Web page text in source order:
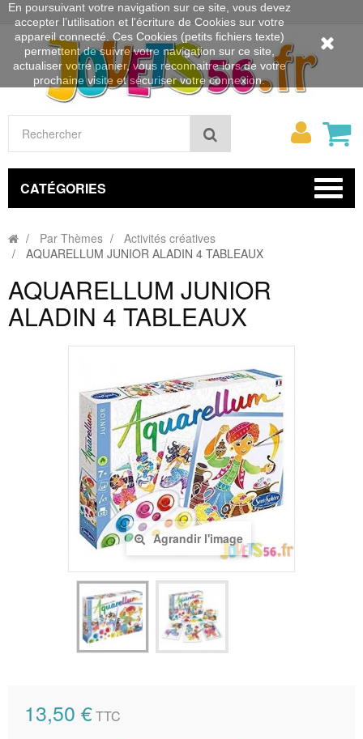
Rechercher
Mon
CATÉGORIES
Par Thèmes
Activités créatives
AQUARELLUM JUNIOR ALADIN 4 TABLEAUX
AQUARELLUM JUNIOR
ALADIN 4 TABLEAUX
Agrandir l'image
13,50 €TTC
En poursuivant votre navigation sur ce site, vous devez
accepter l’utilisation et l'écriture de Cookies sur votre
appareil connecté. Ces Cookies (petits fichiers texte)
permettent de suivre votre navigation sur ce site,
actualiser votre panier, vous reconnaitre lors de votre
prochaine visite et sécuriser votre connexion.